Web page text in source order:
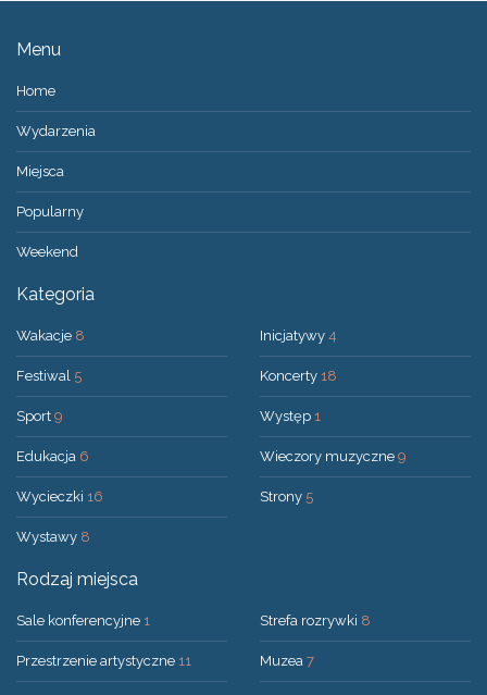
Menu
Home
Wydarzenia
Miejsca
Popularny
Weekend
Kategoria
Wakacje 8
Festiwal 5
Sport 9
Edukacja 6
Wycieczki 16
Wystawy 8
Inicjatywy 4
Koncerty 18
Występ 1
Wieczory muzyczne 9
Strony 5
Rodzaj miejsca
Sale konferencyjne 1
Przestrzenie artystyczne 11
Strefa rozrywki 8
Muzea 7